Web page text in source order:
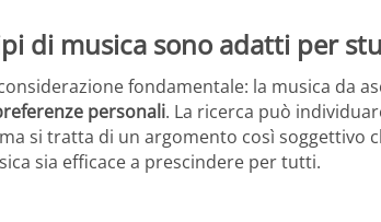
di musica sono adatti per
fondamentale: la musica da
personali. La ricerca può
si tratta di un argomento così soggettivo
sia efficace a prescindere per tutti.